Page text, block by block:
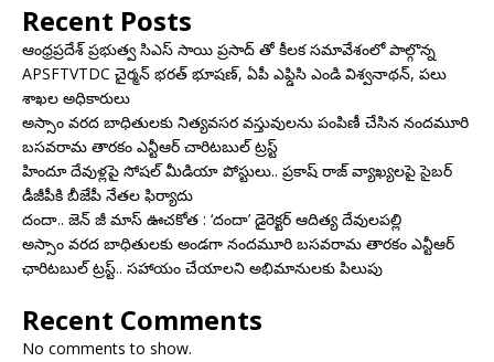
Recent Posts
ఆంధ్రప్రదేశ్ ప్రభుత్వ సిఎస్ సాయి ప్రసాద్ తో కీలక సమావేశంలో పాల్గొన్న
APSFTVTDC చైర్మన్ భరత్ భూషణ్, ఏపీ ఎఫ్డిసి ఎండి విశ్వనాథన్, పలు
శాఖల అధికారులు
అస్సాం వరద బాధితులకు నిత్యవసర వస్తువులను పంపిణీ చేసిన నందమూరి
బసవరామ తారకం ఎన్టీఆర్ చారిటబుల్ ట్రస్ట్
హిందూ దేవుళ్లపై సోషల్ మీడియా పోస్టులు.. ప్రకాష్ రాజ్ వ్యాఖ్యలపై సైబర్
డీజీపీకి బీజేపీ నేతల ఫిర్యాదు
దందా.. జెన్ జీ మాస్ ఊచకోత : ‘దందా’ డైరెక్ట‌ర్ ఆదిత్య దేవులపల్లి
అస్సాం వరద బాధితులకు అండగా నందమూరి బసవరామ తారకం ఎన్టీఆర్
ఛారిటబుల్ ట్రస్ట్.. సహాయం చేయాలని అభిమానులకు పిలుపు
Recent Comments
No comments to show.